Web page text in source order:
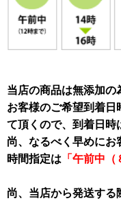
当店の商品は無添加の
お客様のご希望到着
て頂くので、到着日時
尚、なるべく早めにお
時間指定は 「午前中（
尚、当店から発送す